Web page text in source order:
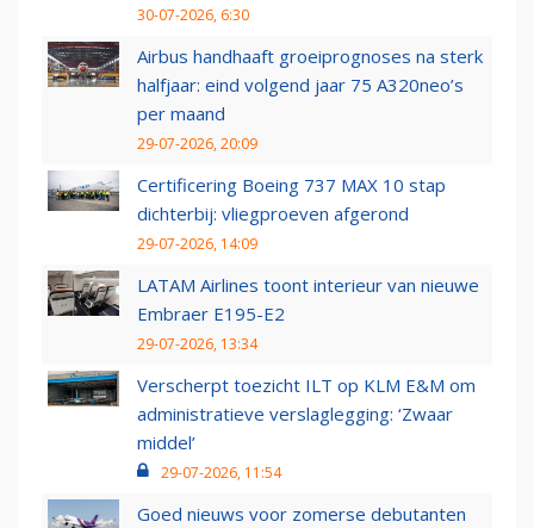
30-07-2026, 6:30
Airbus handhaaft groeiprognoses na sterk
halfjaar: eind volgend jaar 75 A320neo’s
per maand
29-07-2026, 20:09
Certificering Boeing 737 MAX 10 stap
dichterbij: vliegproeven afgerond
29-07-2026, 14:09
LATAM Airlines toont interieur van nieuwe
Embraer E195-E2
29-07-2026, 13:34
Verscherpt toezicht ILT op KLM E&M om
administratieve verslaglegging: ‘Zwaar
middel’
29-07-2026, 11:54
Goed nieuws voor zomerse debutanten